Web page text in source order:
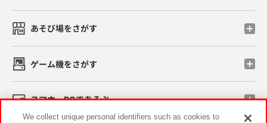
あそび場をさがす
ゲーム機をさがす
スマホ・PCであそぶ
We collect unique personal identifiers such as cookies to